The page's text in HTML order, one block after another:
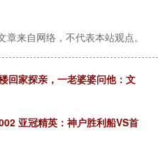
章来自网络，不代表本站观点。
回家探亲，一老婆婆问他：文
亚冠精英：神户胜利船VS首